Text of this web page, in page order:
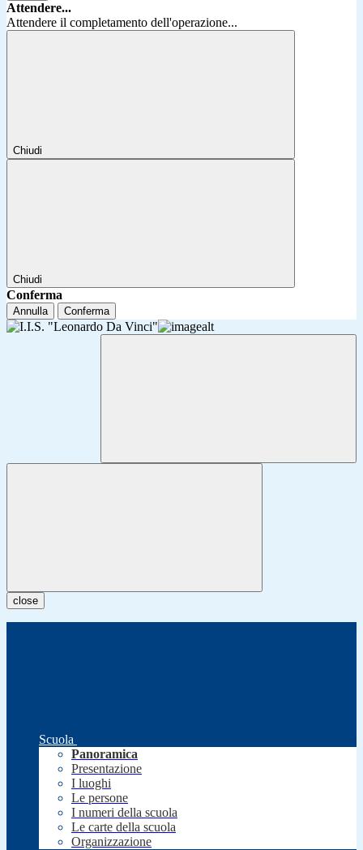
Attendere...
Attendere il completamento dell'operazione...
Chiudi
Chiudi
Conferma
Annulla Conferma
close
Scuola
Panoramica
Presentazione
I luoghi
Le persone
I numeri della scuola
Le carte della scuola
Organizzazione